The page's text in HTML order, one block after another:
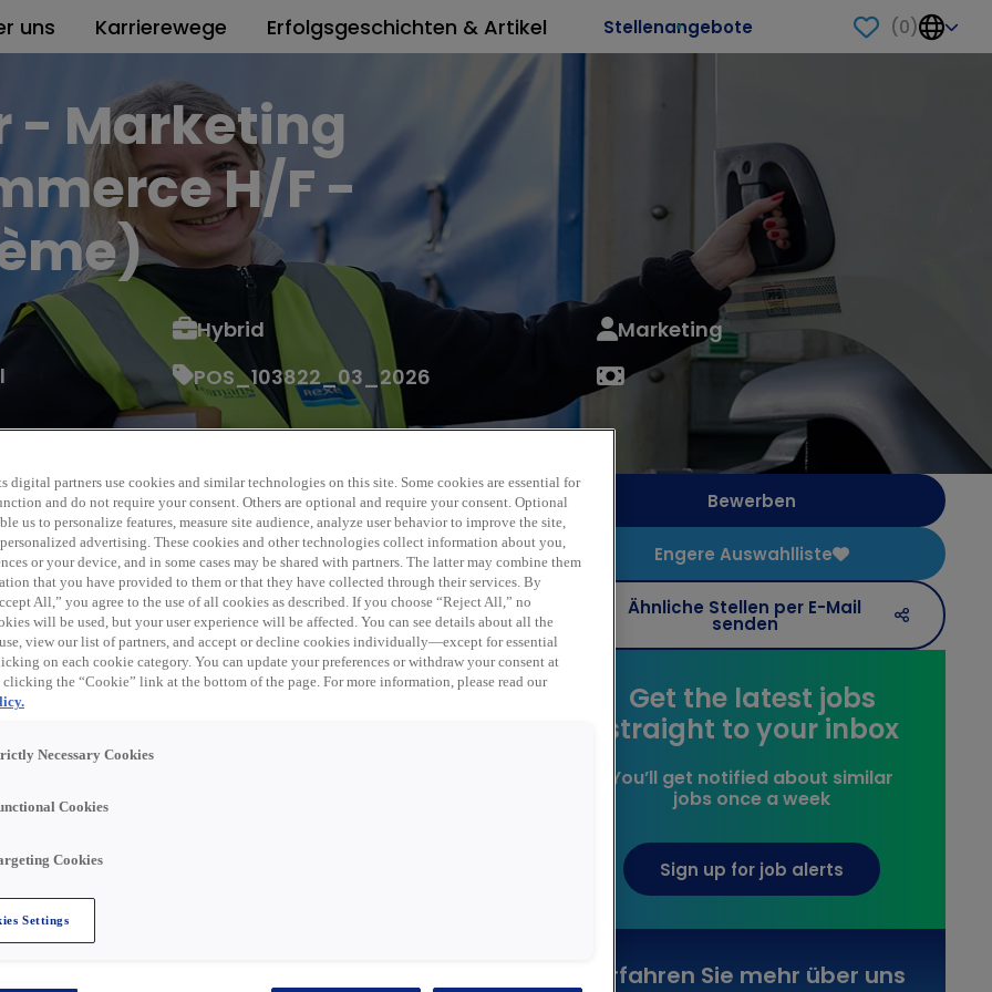
uns Karrierewege Erfolgsgeschichten & Artikel Stellenangebote (0)
- Marketing
H/F -
Hybrid
Marketing
POS_103822_03_2026
l’énergie, Rexel accompagne ses clients
et durables, où qu'ils soient. Engagé vers une
au cœur de l’entreprise.
Engineer - Marketing Digital & eCommerce en
est une force. Nous accueillons et accompagnons
un environnement de travail adapté. Chacun peut
avancée et de l’IA un levier majeur de
Marketing & Communication. Il fournit des analyses
identifier les leviers d'action et améliorer la
pilotez la mesure et l'optimisation de la
Bewerben
Engere Auswahlliste
Ähnliche Stellen per E-Mail
senden
Get the latest jobs
straight to your inbox
You’ll get notified about similar
jobs once a week
Sign up for job alerts
Erfahren Sie mehr über uns
digital partners use cookies and similar technologies on this site. Some cookies are essential for
and do not require your consent. Others are optional and require your consent. Optional
us to personalize features, measure site audience, analyze user behavior to improve the site,
advertising. These cookies and other technologies collect information about you,
or your device, and in some cases may be shared with partners. The latter may combine them
that you have provided to them or that they have collected through their services. By
All,” you agree to the use of all cookies as described. If you choose “Reject All,” no
will be used, but your user experience will be affected. You can see details about all the
view our list of partners, and accept or decline cookies individually—except for essential
on each cookie category. You can update your preferences or withdraw your consent at
the “Cookie” link at the bottom of the page. For more information, please read our
Necessary Cookies
Cookies
Cookies
Settings